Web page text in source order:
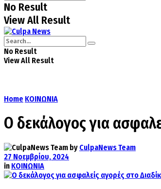
No Result
View All Result
No Result
View All Result
Home ΚΟΙΝΩΝΙΑ
O δεκάλογος για
by CulpaNews Team
27 Νοεμβρίου, 2024
in ΚΟΙΝΩΝΙΑ